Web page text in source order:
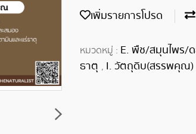
เพิ่มรายการโปรด
หมวดหมู่ : E. พืช/สมุนไพร/
ธาตุ , I. วัตถุดิบ(สรรพคุณ)